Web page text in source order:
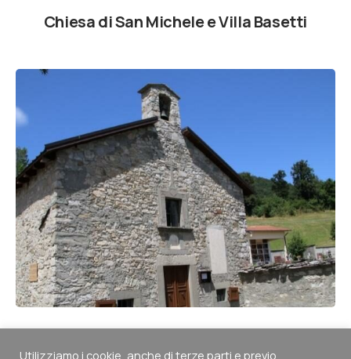
Chiesa di San Michele e Villa Basetti
Utilizziamo i cookie, anche di terze parti e previo